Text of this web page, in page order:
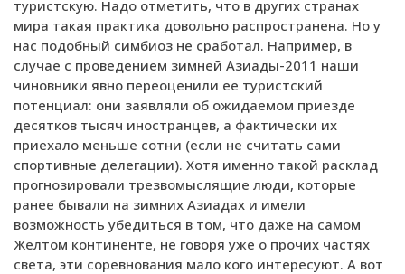
туристскую. Надо отметить, что в других странах
мира такая практика довольно распространена. Но у
нас подобный симбиоз не сработал. Например, в
случае с проведением зимней Азиады-2011 наши
чиновники явно переоценили ее туристский
потенциал: они заявляли об ожидаемом приезде
десятков тысяч иностранцев, а фактически их
приехало меньше сотни (если не считать сами
спортивные делегации). Хотя именно такой расклад
прогнозировали трезвомыслящие люди, которые
ранее бывали на зимних Азиадах и имели
возможность убедиться в том, что даже на самом
Желтом континенте, не говоря уже о прочих частях
света, эти соревнования мало кого интересуют. А вот